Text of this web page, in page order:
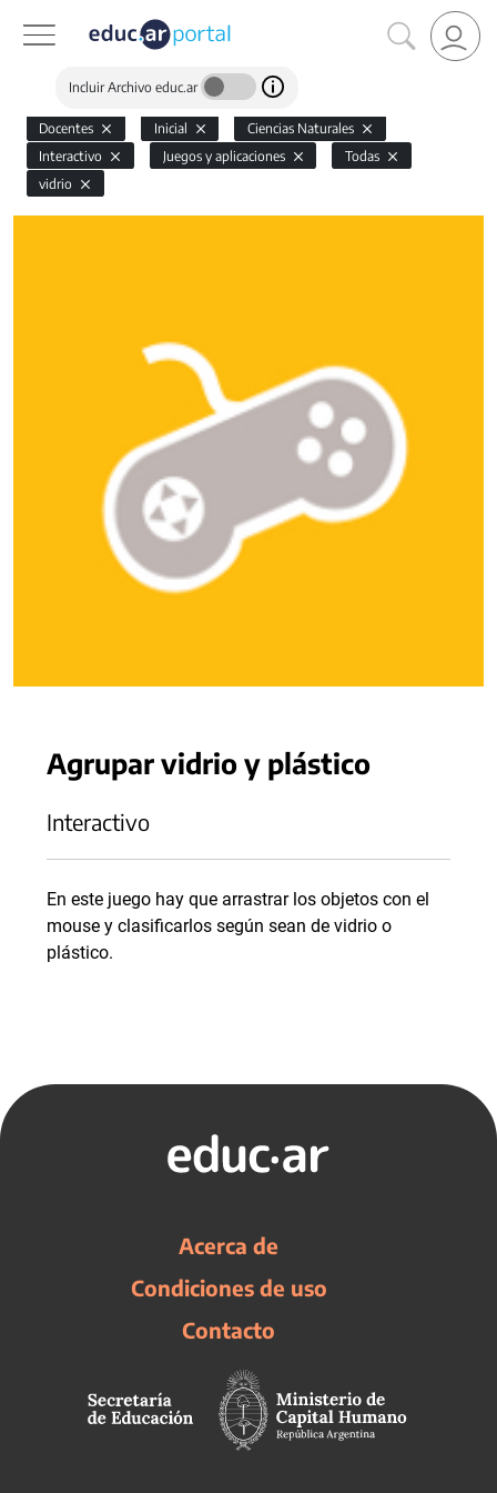
Incluir Archivo educ.ar
Docentes Inicial
Ciencias Naturales
Interactivo
Juegos y aplicaciones
Todas
vidrio
Agrupar vidrio y plástico
Interactivo
En este juego hay que arrastrar los objetos con el
mouse y clasificarlos según sean de vidrio o
plástico.
Acerca de
Condiciones de uso
Contacto